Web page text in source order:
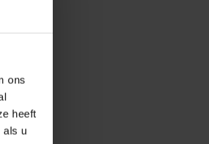
ons
heeft
als u